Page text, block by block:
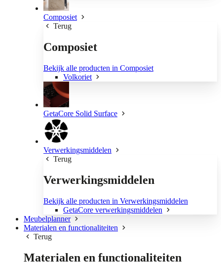
Composiet
Terug
Composiet
Bekijk alle producten in Composiet
Volkoriet
GetaCore Solid Surface
Verwerkingsmiddelen
Terug
Verwerkingsmiddelen
Bekijk alle producten in Verwerkingsmiddelen
GetaCore verwerkingsmiddelen
Meubelplanner
Materialen en functionaliteiten
Terug
Materialen en functionaliteiten